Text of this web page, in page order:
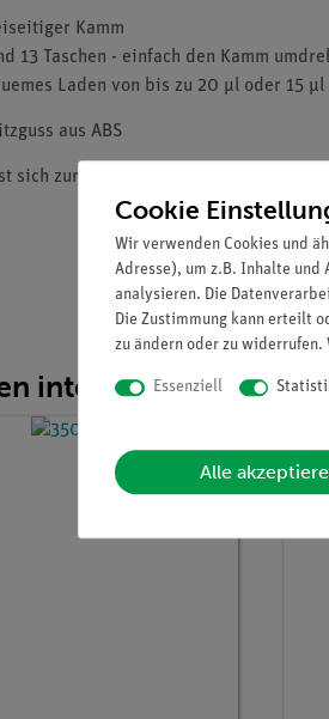
Kamm
13 Taschen - einfach den Kamm
Laden von bis zu 20 µl oder 15 µl
aus ABS
sich zur einfachen Aufbewahrung in
interessierten sich
Cookie
Wir verwenden Cookies und
Adresse), um z.B. Inhalte und
analysieren. Die
Die Zustimmung kann erteilt
zu ändern oder zu
Essenziell
Alle